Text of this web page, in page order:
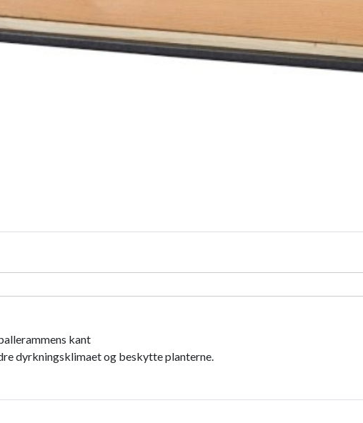
kant
dyrkningsklimaet og beskytte planterne.